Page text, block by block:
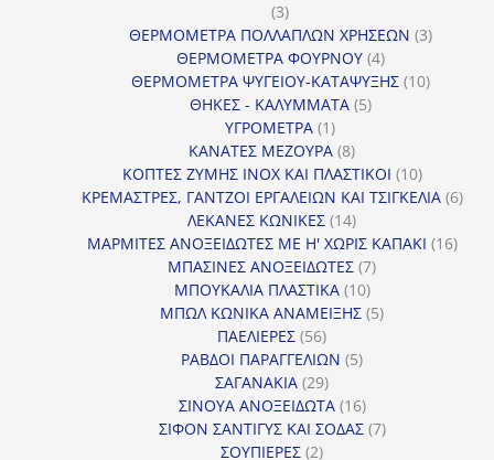
33
προϊόντα
ΘΕΡΜΟΜΕΤΡΑ ΠΟΛΛΑΠΛΩΝ ΧΡΗΣΕΩΝ 33
ΘΕΡΜΟΜΕΤΡΑ ΦΟΥΡΝΟΥ 44
προϊόντα
ΘΕΡΜΟΜΕΤΡΑ ΨΥΓΕΙΟΥ-ΚΑΤΑΨΥΞΗΣ 1010
ΘΗΚΕΣ - ΚΑΛΥΜΜΑΤΑ 55
ΥΓΡΟΜΕΤΡΑ 11
προϊόν
ΚΑΝΑΤΕΣ ΜΕΖΟΥΡΑ 88
προϊόντα
ΚΟΠΤΕΣ ΖΥΜΗΣ INOX ΚΑΙ ΠΛΑΣΤΙΚΟΙ 1010
προϊόντα
ΚΡΕΜΑΣΤΡΕΣ, ΓΑΝΤΖΟΙ ΕΡΓΑΛΕΙΩΝ ΚΑΙ ΤΣΙΓΚΕΛΙΑ 66
ΛΕΚΑΝΕΣ ΚΩΝΙΚΕΣ 1414
προϊόντα
ΜΑΡΜΙΤΕΣ ΑΝΟΞΕΙΔΩΤΕΣ ΜΕ Η' ΧΩΡΙΣ ΚΑΠΑΚΙ 1616
ΜΠΑΣΙΝΕΣ ΑΝΟΞΕΙΔΩΤΕΣ 77
ΜΠΟΥΚΑΛΙΑ ΠΛΑΣΤΙΚΑ 1010
προϊόντα
ΜΠΩΛ ΚΩΝΙΚΑ ΑΝΑΜΕΙΞΗΣ 55
ΠΑΕΛΙΕΡΕΣ 5656
προϊόντα
ΡΑΒΔΟΙ ΠΑΡΑΓΓΕΛΙΩΝ 55
ΣΑΓΑΝΑΚΙΑ 2929
προϊόντα
ΣΙΝΟΥΑ ΑΝΟΞΕΙΔΩΤΑ 1616
προϊόντα
ΣΙΦΟΝ ΣΑΝΤΙΓΥΣ ΚΑΙ ΣΟΔΑΣ 77
ΣΟΥΠΙΕΡΕΣ 22